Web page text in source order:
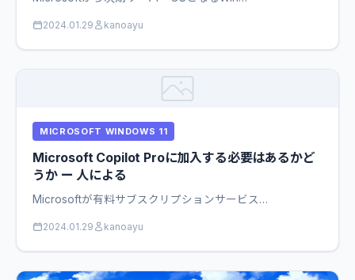
2024.01.29 kanoayu
MICROSOFT WINDOWS 11
Microsoft Copilot Proに加入する必要はあるかど
うか ー 人による
Microsoftが有料サブスクリプションサービス…
2024.01.29 kanoayu